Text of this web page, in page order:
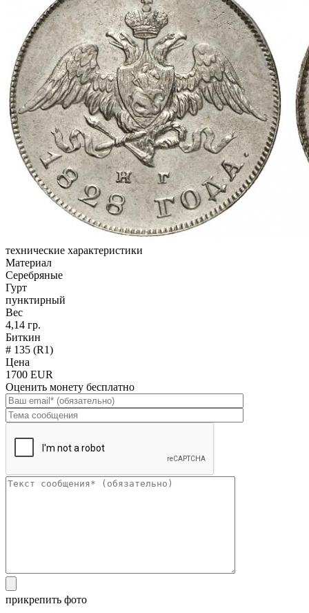
технические характеристики
Материал
Серебряные
Гурт
пунктирный
Вес
4,14 гр.
Биткин
# 135 (R1)
Цена
1700 EUR
Оценить монету бесплатно
прикрепить фото